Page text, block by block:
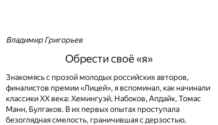
Владимир Григорьев
Обрести своё «я»
Знакомясь с прозой молодых российских авторов,
финалистов премии «Лицей», я вспоминал, как начинали
классики ХХ века: Хемингуэй, Набоков, Апдайк, Томас
Манн, Булгаков. В их первых опытах проступала
безоглядная смелость, граничившая с дерзостью,